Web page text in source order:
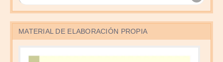
MATERIAL DE ELABORACIÓN PROPIA